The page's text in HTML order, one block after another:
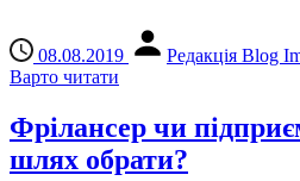
08.08.2019
Редакція Blog
Варто читати
Фрілансер чи
шлях обрати?